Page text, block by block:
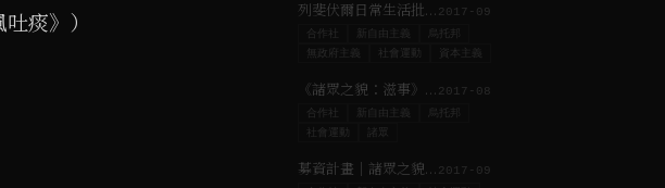
痰》） 列斐伏爾日常生活批判｜#3 從城市到都市社會 2017-09
合作社 新自由主義
無政府主義
《諸眾之貌：滋事》聯展開幕 2017-08
合作社 新自由主義
諸眾
募資計畫｜諸眾之貌：亞洲社會運動圖像出版計畫 2017-09